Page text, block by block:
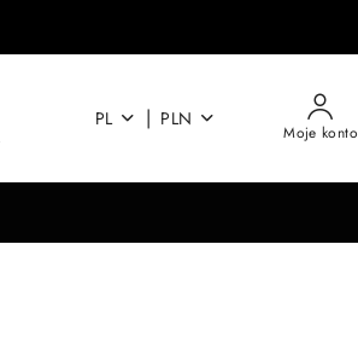
PL | PLN
Moje konto